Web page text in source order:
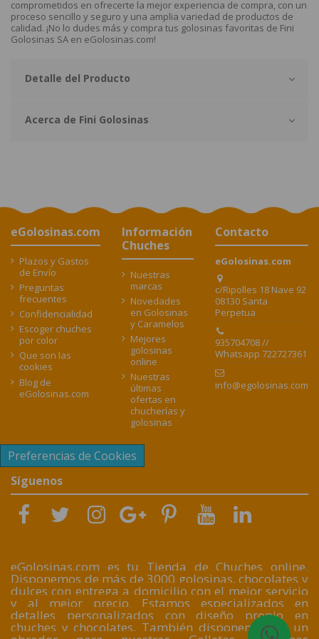
comprometidos en ofrecerte la mejor experiencia de compra, con un
proceso sencillo y seguro y una amplia variedad de productos de
calidad. ¡No lo dudes más y compra tus golosinas favoritas de Fini
Golosinas SA en eGolosinas.com!
Detalle del Producto
Acerca de Fini Golosinas
eGolosinas.com
Plazos y Gastos
de Envío
Preguntas
frecuentes
Confidencialidad
Escoger chuches
por color
Que son las
cookies
Blog de
eGolosinas.com
Información
Chuches
Nuestras
marcas
Novedades
en Golosinas
y Caramelos
Mejores
golosinas
online
Nuestras
últimas
ofertas en
chucherías y
golosinas
Contacto
eGolosinas.com
c/Ripolles 18 Nave 92
08130 Santa
Perpetua
935704708 //
Whatsapp 722727361
info@egolosinas.com
Preferencias de Cookies
Síguenos
eGolosinas.com es tu Tienda de Chuches online.
Disponemos de más de 3000 golosinas, chocolates y
dulces con entrega a domicilio con el mejor servicio
y al mejor precio. Estamos especializados en
detalles personalizados con diseño propio en
chuches y chocolates. También disponemos de un